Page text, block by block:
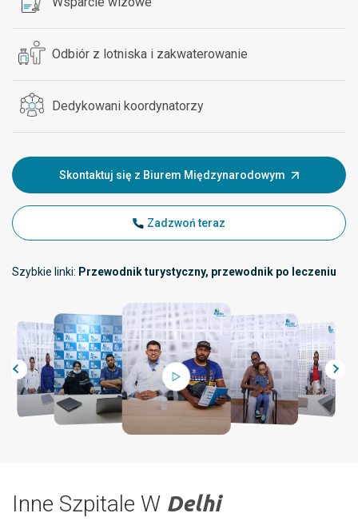
Odbiór z lotniska i zakwaterowanie
Dedykowani koordynatorzy
Skontaktuj się z Biurem Międzynarodowym
Zadzwoń teraz
Szybkie linki: Przewodnik turystyczny, przewodnik po leczeniu
Inne Szpitale W Delhi